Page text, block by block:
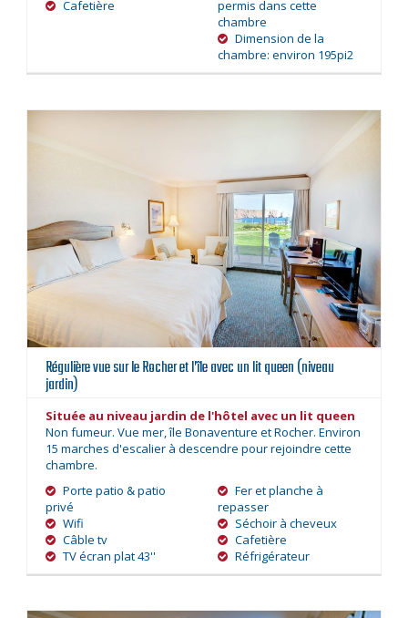
Cafetière
permis dans cette
chambre
Dimension de la
chambre: environ 195pi2
Régulière vue sur le Rocher et l’île avec un lit queen (niveau
jardin)
Située au niveau jardin de l'hôtel avec un lit queen
Non fumeur. Vue mer, île Bonaventure et Rocher. Environ
15 marches d'escalier à descendre pour rejoindre cette
chambre.
Porte patio & patio
privé
Wifi
Câble tv
TV écran plat 43''
Fer et planche à
repasser
Séchoir à cheveux
Cafetière
Réfrigérateur